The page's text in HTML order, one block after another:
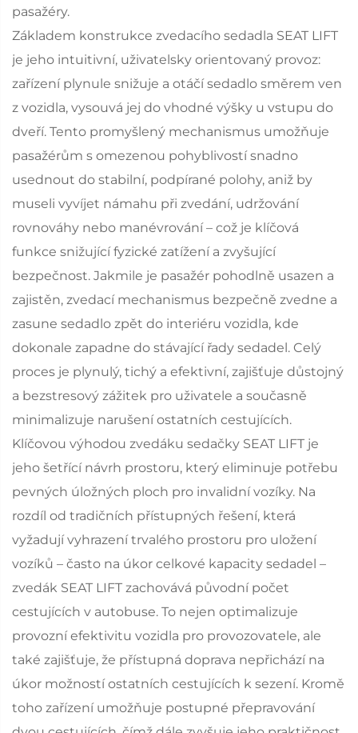
pasažéry.
Základem konstrukce zvedacího sedadla SEAT LIFT
je jeho intuitivní, uživatelsky orientovaný provoz:
zařízení plynule snižuje a otáčí sedadlo směrem ven
z vozidla, vysouvá jej do vhodné výšky u vstupu do
dveří. Tento promyšlený mechanismus umožňuje
pasažérům s omezenou pohyblivostí snadno
usednout do stabilní, podpírané polohy, aniž by
museli vyvíjet námahu při zvedání, udržování
rovnováhy nebo manévrování – což je klíčová
funkce snižující fyzické zatížení a zvyšující
bezpečnost. Jakmile je pasažér pohodlně usazen a
zajistěn, zvedací mechanismus bezpečně zvedne a
zasune sedadlo zpět do interiéru vozidla, kde
dokonale zapadne do stávající řady sedadel. Celý
proces je plynulý, tichý a efektivní, zajišťuje důstojný
a bezstresový zážitek pro uživatele a současně
minimalizuje narušení ostatních cestujících.
Klíčovou výhodou zvedáku sedačky SEAT LIFT je
jeho šetřící návrh prostoru, který eliminuje potřebu
pevných úložných ploch pro invalidní vozíky. Na
rozdíl od tradičních přístupných řešení, která
vyžadují vyhrazení trvalého prostoru pro uložení
vozíků – často na úkor celkové kapacity sedadel –
zvedák SEAT LIFT zachovává původní počet
cestujících v autobuse. To nejen optimalizuje
provozní efektivitu vozidla pro provozovatele, ale
také zajišťuje, že přístupná doprava nepřichází na
úkor možností ostatních cestujících k sezení. Kromě
toho zařízení umožňuje postupné přepravování